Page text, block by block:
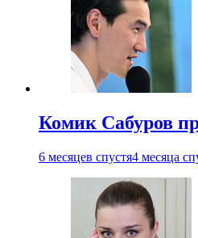
Комик Сабуров
6 месяцев спустя4 месяца